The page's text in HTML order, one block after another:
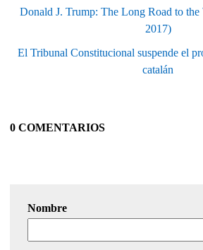
Donald J. Trump: The Long Road to
2017)
El Tribunal Constitucional suspende el
catalán
0 COMENTARIOS
Nombre